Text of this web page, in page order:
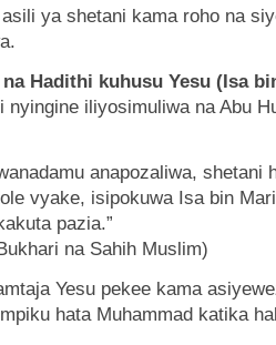
ya shetani kama roho na
Hadithi kuhusu Yesu (Isa
nyingine iliyosimuliwa na Abu
anapozaliwa, shetani
vyake, isipokuwa Isa bin
pazia.”
na Sahih Muslim)
Yesu pekee kama
hata Muhammad katika